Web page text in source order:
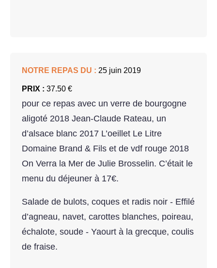
NOTRE REPAS DU : 25 juin 2019
PRIX : 37.50 €
pour ce repas avec un verre de bourgogne
aligoté 2018 Jean-Claude Rateau, un
d’alsace blanc 2017 L’oeillet Le Litre
Domaine Brand & Fils et de vdf rouge 2018
On Verra la Mer de Julie Brosselin. C’était le
menu du déjeuner à 17€.
Salade de bulots, coques et radis noir - Effilé
d’agneau, navet, carottes blanches, poireau,
échalote, soude - Yaourt à la grecque, coulis
de fraise.